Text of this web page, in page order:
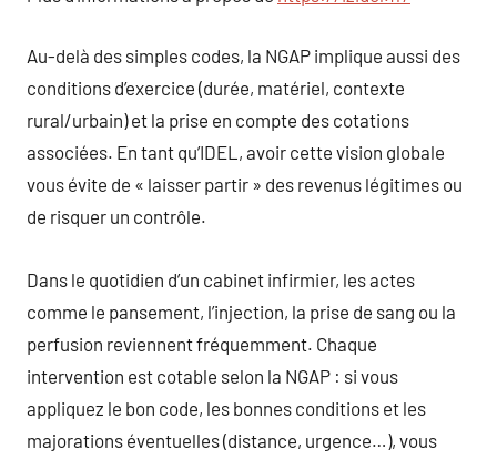
Au-delà des simples codes, la NGAP implique aussi des
conditions d’exercice (durée, matériel, contexte
rural/urbain) et la prise en compte des cotations
associées. En tant qu’IDEL, avoir cette vision globale
vous évite de « laisser partir » des revenus légitimes ou
de risquer un contrôle.
Dans le quotidien d’un cabinet infirmier, les actes
comme le pansement, l’injection, la prise de sang ou la
perfusion reviennent fréquemment. Chaque
intervention est cotable selon la NGAP : si vous
appliquez le bon code, les bonnes conditions et les
majorations éventuelles (distance, urgence…), vous